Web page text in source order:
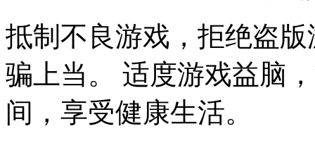
抵制不良游戏，拒绝盗
骗上当。 适度游戏益脑
间，享受健康生活。